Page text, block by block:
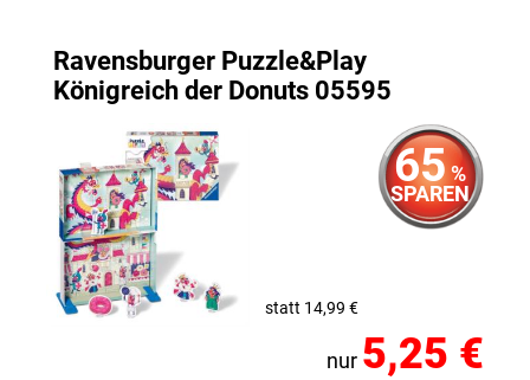
Ravensburger Puzzle&Play
Königreich der Donuts 05595
65 %
SPAREN
statt 14,99 €
nur 5,25 €